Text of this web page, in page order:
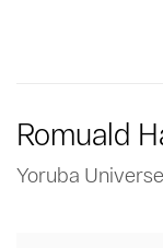
Romuald
Yoruba